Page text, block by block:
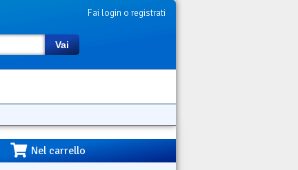
Fai login o registrati
Vai
Nel carrello